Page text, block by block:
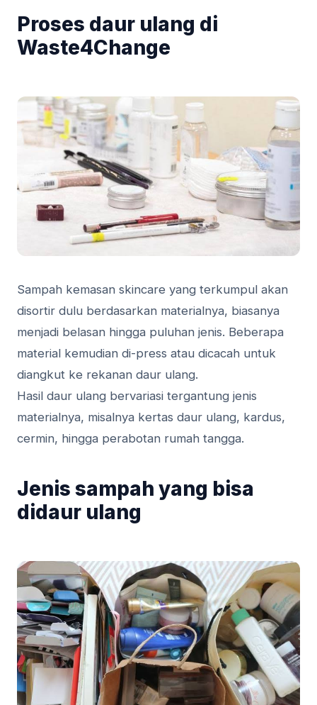
Proses daur ulang di
Waste4Change
Sampah kemasan skincare yang terkumpul akan
disortir dulu berdasarkan materialnya, biasanya
menjadi belasan hingga puluhan jenis. Beberapa
material kemudian di-press atau dicacah untuk
diangkut ke rekanan daur ulang.
Hasil daur ulang bervariasi tergantung jenis
materialnya, misalnya kertas daur ulang, kardus,
cermin, hingga perabotan rumah tangga.
Jenis sampah yang bisa
didaur ulang